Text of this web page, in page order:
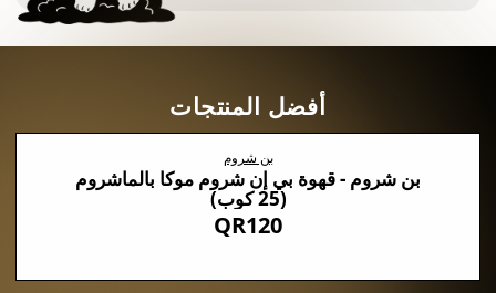
أفضل المنتجات
بن شروم
بن شروم - قهوة بي إن شروم موكا بالماشروم
(25 كوب)
QR120